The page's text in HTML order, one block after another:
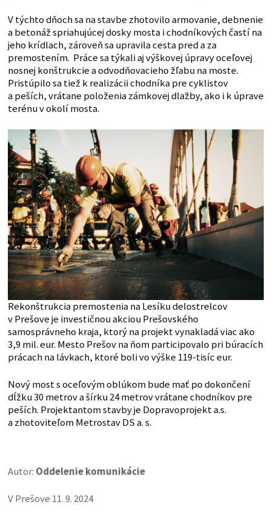
V týchto dňoch sa na stavbe zhotovilo armovanie, debnenie
a betonáž spriahujúcej dosky mosta i chodníkových častí na
jeho krídlach, zároveň sa upravila cesta pred a za
premostením. Práce sa týkali aj výškovej úpravy oceľovej
nosnej konštrukcie a odvodňovacieho žľabu na moste.
Pristúpilo sa tiež k realizácii chodníka pre cyklistov
a peších, vrátane položenia zámkovej dlažby, ako i k úprave
terénu v okolí mosta.
Rekonštrukcia premostenia na Lesíku delostrelcov
v Prešove je investičnou akciou Prešovského
samosprávneho kraja, ktorý na projekt vynakladá viac ako
3,9 mil. eur. Mesto Prešov na ňom participovalo pri búracích
prácach na lávkach, ktoré boli vo výške 119-tisíc eur.
Nový most s oceľovým oblúkom bude mať po dokončení
dĺžku 30 metrov a šírku 24 metrov vrátane chodníkov pre
peších. Projektantom stavby je Dopravoprojekt a.s.
a zhotoviteľom Metrostav DS a. s.
Autor: Oddelenie komunikácie
V Prešove 11. 9. 2024